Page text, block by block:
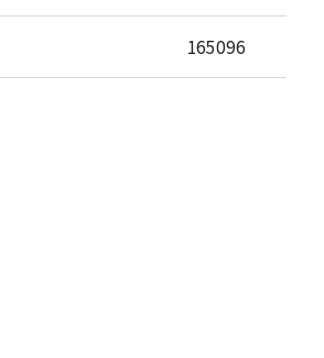
165096